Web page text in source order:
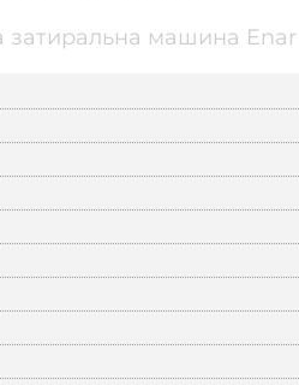
затиральна машина Enar